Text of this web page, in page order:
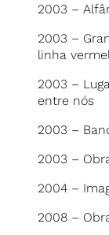
2003 –
2003 –
linha
2003 –
entre nós
2003 –
2003 –
2004 –
2008 –